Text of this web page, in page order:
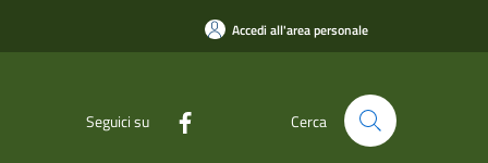
Accedi all'area personale
Seguici su Cerca